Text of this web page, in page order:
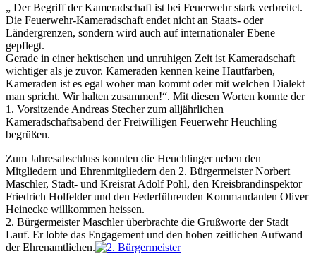
„ Der Begriff der Kameradschaft ist bei Feuerwehr stark verbreitet.
Die Feuerwehr-Kameradschaft endet nicht an Staats- oder
Ländergrenzen, sondern wird auch auf internationaler Ebene
gepflegt.
Gerade in einer hektischen und unruhigen Zeit ist Kameradschaft
wichtiger als je zuvor. Kameraden kennen keine Hautfarben,
Kameraden ist es egal woher man kommt oder mit welchen Dialekt
man spricht. Wir halten zusammen!“. Mit diesen Worten konnte der
1. Vorsitzende Andreas Stecher zum alljährlichen
Kameradschaftsabend der Freiwilligen Feuerwehr Heuchling
begrüßen.
Zum Jahresabschluss konnten die Heuchlinger neben den
Mitgliedern und Ehrenmitgliedern den 2. Bürgermeister Norbert
Maschler, Stadt- und Kreisrat Adolf Pohl, den Kreisbrandinspektor
Friedrich Holfelder und den Federführenden Kommandanten Oliver
Heinecke willkommen heissen.
2. Bürgermeister Maschler überbrachte die Grußworte der Stadt
Lauf. Er lobte das Engagement und den hohen zeitlichen Aufwand
der Ehrenamtlichen.